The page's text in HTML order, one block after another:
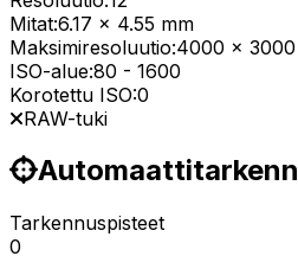
Mitat:6.17 x 4.55 mm
Maksimiresoluutio:4000 x 3000
ISO-alue:80 - 1600
Korotettu ISO:0
RAW-tuki
Tarkennuspisteet
0